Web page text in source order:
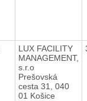
LUX FACILITY
MANAGEMENT,
s.r.o
Prešovská
cesta 31, 040
01 Košice